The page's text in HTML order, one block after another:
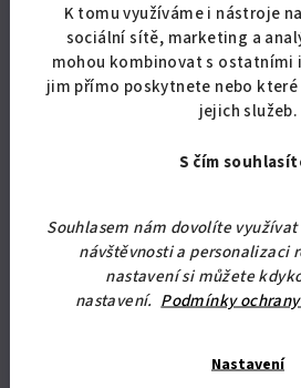
K tomu využíváme i nástroje
sociální sítě, marketing a
mohou kombinovat s ostatními
jim přímo poskytnete nebo
jejich služeb.
S čím
Souhlasem nám dovolíte
návštěvnosti a personalizaci
nastavení si můžete
nastavení. Podmínky
Nastavení
Detail
Ložnicová sestava Simon s lehací